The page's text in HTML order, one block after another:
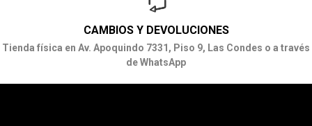
CAMBIOS Y DEVOLUCIONES
Tienda física en Av. Apoquindo 7331, Piso 9, Las Condes o a través
de WhatsApp